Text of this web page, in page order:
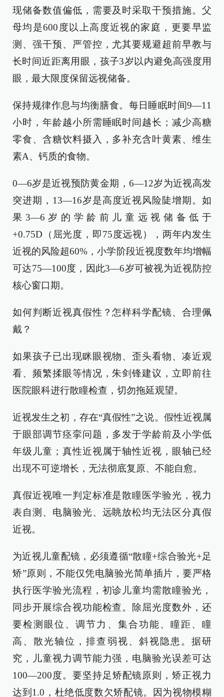
现储备数值偏低，需要及时采取干预措施。父
母均是600度以上高度近视的家庭，更要早监
测、强干预、严管控，尤其要规避超前早教与
长时间近距离用眼，孩子3岁以内避免高强度用
眼，最大限度保留远视储备。
保持规律作息与均衡膳食。每日睡眠时间9—11
小时，年龄越小所需睡眠时间越长；减少高糖
零食、含糖饮料摄入，多补充含叶黄素、维生
素A、钙质的食物。
0—6岁是近视预防黄金期，6—12岁为近视高发
突进期，13—16岁是高度近视风险陡增期。如
果3—6岁的学龄前儿童远视储备低于
+0.75D（屈光度，即75度远视），两年内发生
近视的风险超60%，小学阶段近视度数年均增幅
可达75—100度，因此3—6岁可被视为近视防控
核心窗口期。
如何判断近视真假性？怎样科学配镜、合理佩
戴？
如果孩子已出现眯眼视物、歪头看物、凑近观
看、频繁揉眼等情况，朱剑锋建议，立即前往
医院眼科进行散瞳检查，切勿拖延观望。
近视发生之初，存在“真假性”之说。假性近视属
于眼部调节痉挛问题，多发于学龄前及小学低
年级儿童；真性近视属于轴性近视，眼轴已经
出现不可逆增长，无法彻底复原、不能自愈。
真假近视唯一判定标准是散瞳医学验光，视力
表自测、电脑验光、远眺放松均无法区分真假
近视。
为近视儿童配镜，必须遵循“散瞳+综合验光+足
矫”原则，不能仅凭电脑验光简单插片，要严格
执行医学验光流程，初诊儿童均需散瞳验光，
同步开展综合视功能检查。除屈光度数外，还
要检测眼位、调节力、集合功能、瞳距、瞳
高、散光轴位，排查弱视、斜视隐患。据研
究，儿童视力调节能力强，电脑验光误差可达
100—200度。要坚持足矫配镜原则，矫正视力
达到1.0，杜绝低度数欠矫配镜。因为视物模糊